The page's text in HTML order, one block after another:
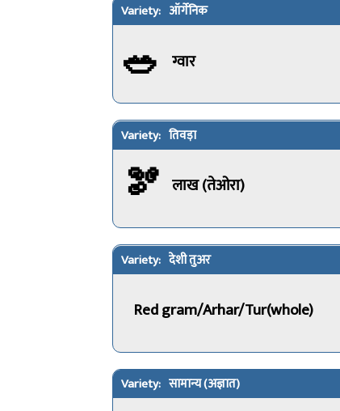
ऑर्गेनिक
🥗 ग्वार
तिवड़ा
🫘 लाख (तेओरा)
देशी तुअर
Red gram/Arhar/Tur(whole)
सामान्य (अज्ञात)